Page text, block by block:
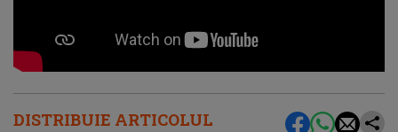
DISTRIBUIE ARTICOLUL